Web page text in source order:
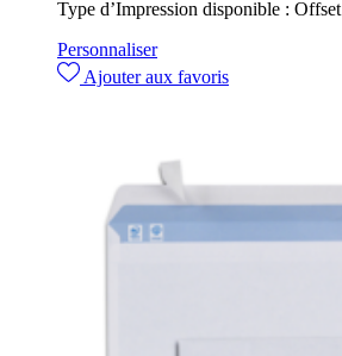
Type d’Impression disponible : Offset
Personnaliser
Ajouter aux favoris